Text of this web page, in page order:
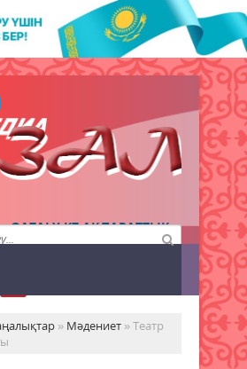
QAZALY.KZ АҚПАРАТТЫҚ
АГЕНТТІГІ
» Мәдениет » Театр